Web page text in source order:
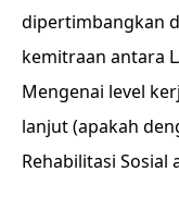
dipertimbangkan
kemitraan antara
Mengenai level
lanjut (apakah
Rehabilitasi Sosial